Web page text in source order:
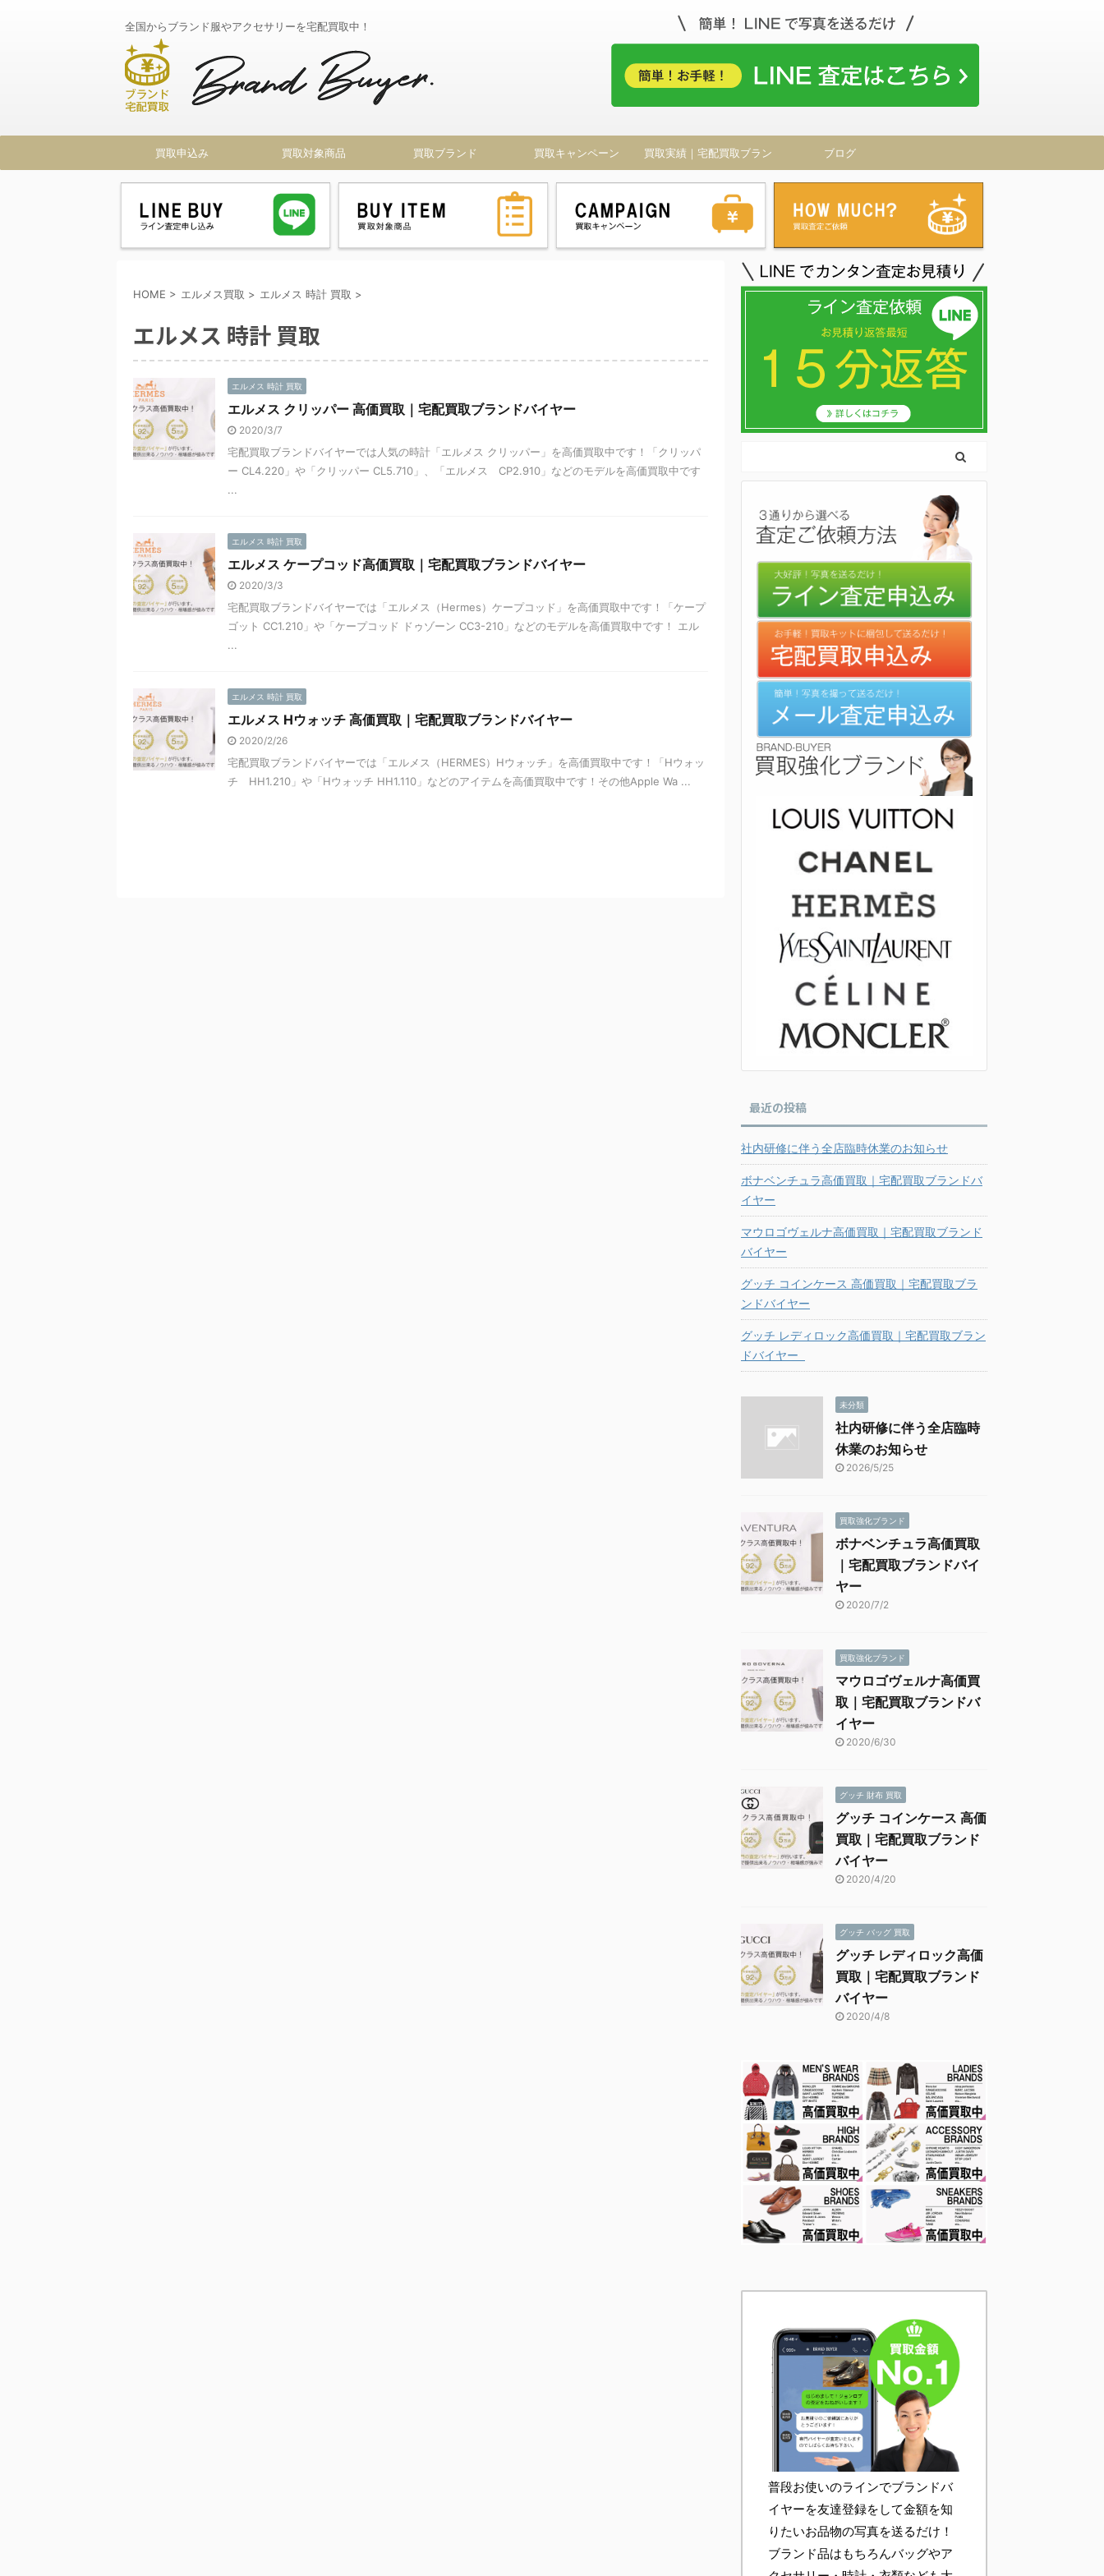
全国からブランド服やアクセサリーを宅配買取中！
買取申込み 買取対象商品 買取ブランド 買取キャンペーン 買取実績｜宅配買取ブラン
ドバイヤー
ブログ
HOME > エルメス買取 > エルメス 時計 買取 >
エルメス 時計 買取
エルメス 時計 買取
エルメス クリッパー 高価買取｜宅配買取ブランドバイヤー
2020/3/7
宅配買取ブランドバイヤーでは人気の時計「エルメス クリッパー」を高価買取中です！「クリッパ
ー CL4.220」や「クリッパー CL5.710」、「エルメス CP2.910」などのモデルを高価買取中です
...
エルメス 時計 買取
エルメス ケープコッド高価買取｜宅配買取ブランドバイヤー
2020/3/3
宅配買取ブランドバイヤーでは「エルメス（Hermes）ケープコッド」を高価買取中です！「ケープ
ゴット CC1.210」や「ケープコッド ドゥゾーン CC3-210」などのモデルを高価買取中です！ エル
...
エルメス 時計 買取
エルメス Hウォッチ 高価買取｜宅配買取ブランドバイヤー
2020/2/26
宅配買取ブランドバイヤーでは「エルメス（HERMES）Hウォッチ」を高価買取中です！「Hウォッ
チ HH1.210」や「Hウォッチ HH1.110」などのアイテムを高価買取中です！その他Apple Wa ...
最近の投稿
社内研修に伴う全店臨時休業のお知らせ
ボナベンチュラ高価買取｜宅配買取ブランドバ
イヤー
マウロゴヴェルナ高価買取｜宅配買取ブランド
バイヤー
グッチ コインケース 高価買取｜宅配買取ブラ
ンドバイヤー
グッチ レディロック高価買取｜宅配買取ブラン
ドバイヤー
未分類
社内研修に伴う全店臨時
休業のお知らせ
2026/5/25
買取強化ブランド
ボナベンチュラ高価買取
｜宅配買取ブランドバイ
ヤー
2020/7/2
買取強化ブランド
マウロゴヴェルナ高価買
取｜宅配買取ブランドバ
イヤー
2020/6/30
グッチ 財布 買取
グッチ コインケース 高価
買取｜宅配買取ブランド
バイヤー
2020/4/20
グッチ バッグ 買取
グッチ レディロック高価
買取｜宅配買取ブランド
バイヤー
2020/4/8
普段お使いのラインでブランドバ
イヤーを友達登録をして金額を知
りたいお品物の写真を送るだけ！
ブランド品はもちろんバッグやア